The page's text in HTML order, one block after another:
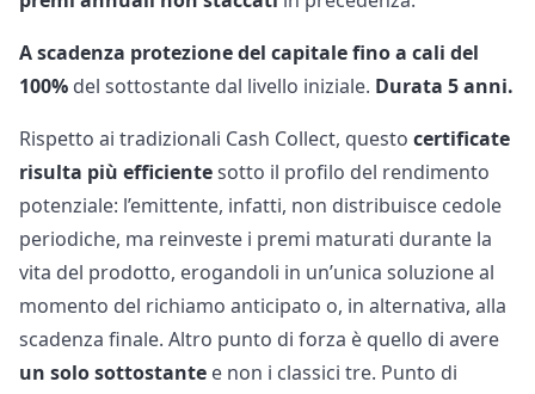
A scadenza protezione del capitale fino a cali del
100% del sottostante dal livello iniziale. Durata 5 anni.
Rispetto ai tradizionali Cash Collect, questo certificate
risulta più efficientesotto il profilo del rendimento
potenziale: l’emittente, infatti, non distribuisce cedole
periodiche, ma reinveste i premi maturati durante la
vita del prodotto, erogandoli in un’unica soluzione al
momento del richiamo anticipato o, in alternativa, alla
scadenza finale. Altro punto di forza è quello di avere
un solo sottostante e non i classici tre. Punto di